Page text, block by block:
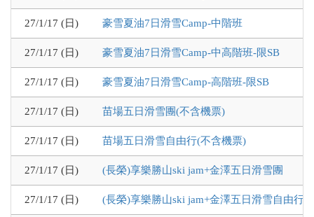
27/1/17 (日) 豪雪夏油7日滑雪Camp-中階班
27/1/17 (日) 豪雪夏油7日滑雪Camp-中高階班-限SB
27/1/17 (日) 豪雪夏油7日滑雪Camp-高階班-限SB
27/1/17 (日) 苗場五日滑雪團(不含機票)
27/1/17 (日) 苗場五日滑雪自由行(不含機票)
27/1/17 (日) (長榮)享樂勝山ski jam+金澤五日滑雪團
27/1/17 (日) (長榮)享樂勝山ski jam+金澤五日滑雪自由行